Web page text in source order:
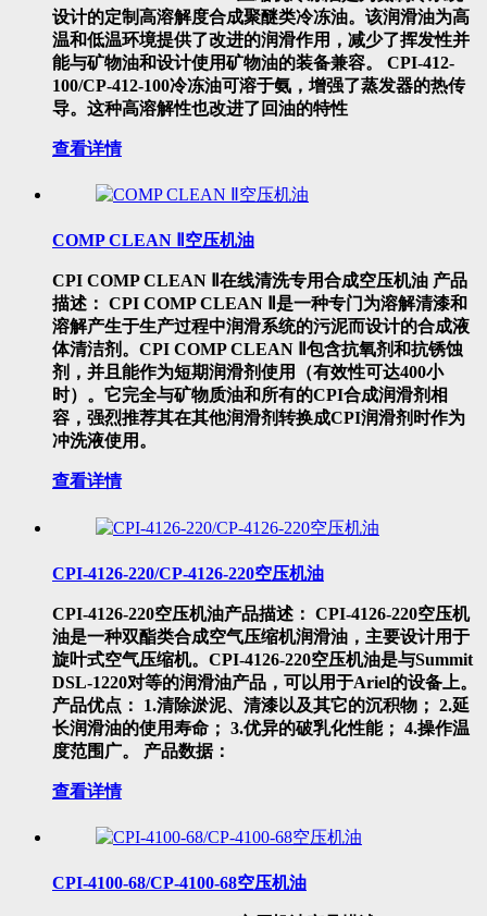
设计的定制高溶解度合成聚醚类冷冻油。该润滑油为高
温和低温环境提供了改进的润滑作用，减少了挥发性并
能与矿物油和设计使用矿物油的装备兼容。 CPI-412-
100/CP-412-100冷冻油可溶于氨，增强了蒸发器的热传
导。这种高溶解性也改进了回油的特性
查看详情
COMP CLEAN Ⅱ空压机油
CPI COMP CLEAN Ⅱ在线清洗专用合成空压机油 产品
描述： CPI COMP CLEAN Ⅱ是一种专门为溶解清漆和
溶解产生于生产过程中润滑系统的污泥而设计的合成液
体清洁剂。CPI COMP CLEAN Ⅱ包含抗氧剂和抗锈蚀
剂，并且能作为短期润滑剂使用（有效性可达400小
时）。它完全与矿物质油和所有的CPI合成润滑剂相
容，强烈推荐其在其他润滑剂转换成CPI润滑剂时作为
冲洗液使用。
查看详情
CPI-4126-220/CP-4126-220空压机油
CPI-4126-220空压机油产品描述： CPI-4126-220空压机
油是一种双酯类合成空气压缩机润滑油，主要设计用于
旋叶式空气压缩机。CPI-4126-220空压机油是与Summit
DSL-1220对等的润滑油产品，可以用于Ariel的设备上。
产品优点： 1.清除淤泥、清漆以及其它的沉积物； 2.延
长润滑油的使用寿命； 3.优异的破乳化性能； 4.操作温
度范围广。 产品数据：
查看详情
CPI-4100-68/CP-4100-68空压机油